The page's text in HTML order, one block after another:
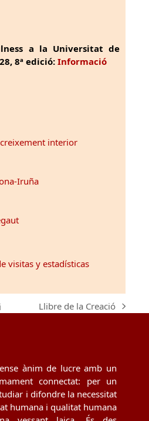
a la Universitat de
8ª edició: Informació
interior
Iruña
next
Llibre de la Creació
ànim de lucre amb un
connectat: per un
i difondre la necessitat
humana i qualitat humana